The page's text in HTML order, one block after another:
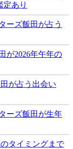
あり
ーズ飯田が占う
が2026年午年の
が占う出会い
ーズ飯田が生年
タイミングまで